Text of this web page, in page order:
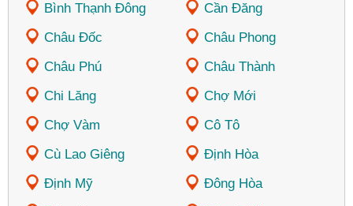
Bình Thạnh Đông
Cần Đăng
Châu Đốc
Châu Phong
Châu Phú
Châu Thành
Chi Lăng
Chợ Mới
Chợ Vàm
Cô Tô
Cù Lao Giêng
Định Hòa
Định Mỹ
Đông Hòa